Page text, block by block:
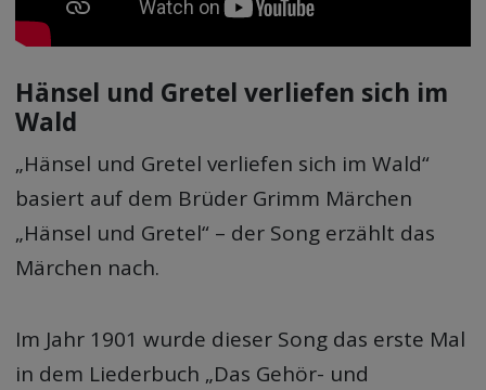
Hänsel und Gretel verliefen sich im
Wald
„Hänsel und Gretel verliefen sich im Wald“
basiert auf dem Brüder Grimm Märchen
„Hänsel und Gretel“ – der Song erzählt das
Märchen nach.
Im Jahr 1901 wurde dieser Song das erste Mal
in dem Liederbuch „Das Gehör- und